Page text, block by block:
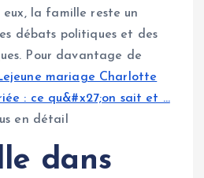
eux, la famille reste un
débats politiques et des
Pour davantage de
mariage Charlotte
: ce qu&#x27;on sait et …
en détail
dans